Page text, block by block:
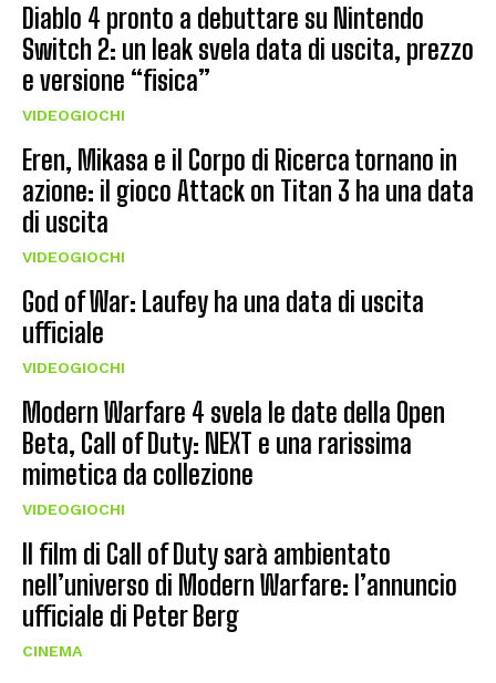
Diablo 4 pronto a debuttare su Nintendo
Switch 2: un leak svela data di uscita, prezzo
e versione “fisica”
VIDEOGIOCHI
Eren, Mikasa e il Corpo di Ricerca tornano in
azione: il gioco Attack on Titan 3 ha una data
di uscita
VIDEOGIOCHI
God of War: Laufey ha una data di uscita
ufficiale
VIDEOGIOCHI
Modern Warfare 4 svela le date della Open
Beta, Call of Duty: NEXT e una rarissima
mimetica da collezione
VIDEOGIOCHI
Il film di Call of Duty sarà ambientato
nell’universo di Modern Warfare: l’annuncio
ufficiale di Peter Berg
CINEMA